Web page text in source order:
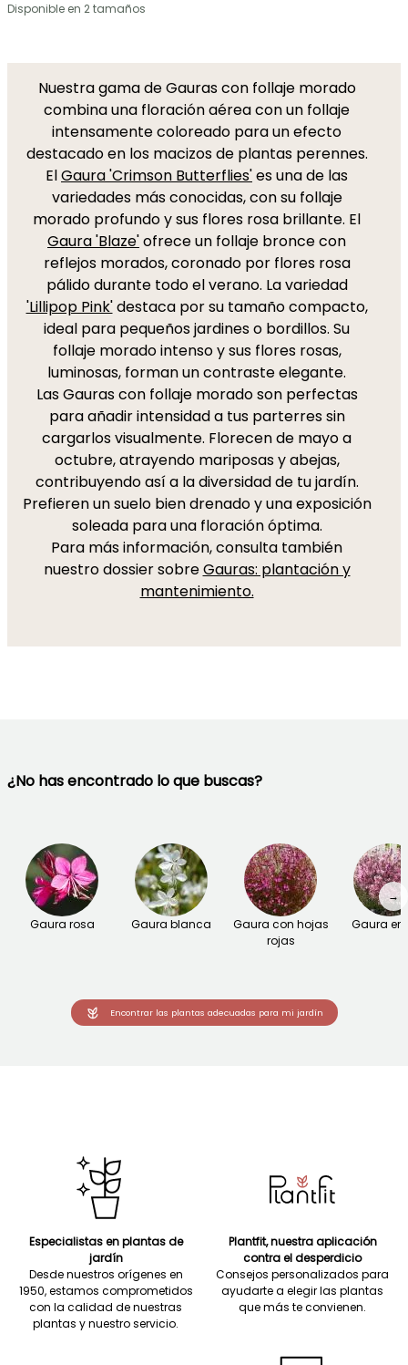
Disponible en 2 tamaños
Nuestra gama de Gauras con follaje morado
combina una floración aérea con un follaje
intensamente coloreado para un efecto
destacado en los macizos de plantas perennes.
ElGaura 'Crimson Butterflies'es una de las
variedades más conocidas, con su follaje
morado profundo y sus flores rosa brillante. El
Gaura 'Blaze'ofrece un follaje bronce con
reflejos morados, coronado por flores rosa
pálido durante todo el verano. La variedad
'Lillipop Pink'destaca por su tamaño compacto,
ideal para pequeños jardines o bordillos. Su
follaje morado intenso y sus flores rosas,
luminosas, forman un contraste elegante.
Las Gauras con follaje morado son perfectas
para añadir intensidad a tus parterres sin
cargarlos visualmente. Florecen de mayo a
octubre, atrayendo mariposas y abejas,
contribuyendo así a la diversidad de tu jardín.
Prefieren un suelo bien drenado y una exposición
soleada para una floración óptima.
Para más información, consulta también
nuestro dossier sobreGauras: plantación y
mantenimiento.
¿No has encontrado lo que buscas?
Gaura rosa Gaura blanca
Gaura con hojas
rojas
Gaura
→
Encontrar las plantas adecuadas para mi jardín
Especialistas en plantas de
jardín
Desde nuestros orígenes en
1950, estamos comprometidos
con la calidad de nuestras
plantas y nuestro servicio.
Plantfit, nuestra aplicación
contra el desperdicio
Consejos personalizados para
ayudarte a elegir las plantas
que más te convienen.